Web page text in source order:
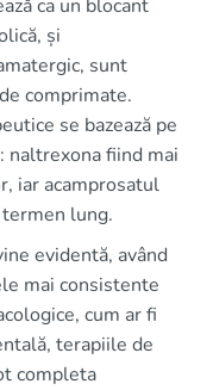
ca un blocant
și
sunt
comprimate.
se bazează pe
naltrexona fiind mai
iar acamprosatul
lung.
evidentă, având
mai consistente
cum ar fi
terapiile de
completa